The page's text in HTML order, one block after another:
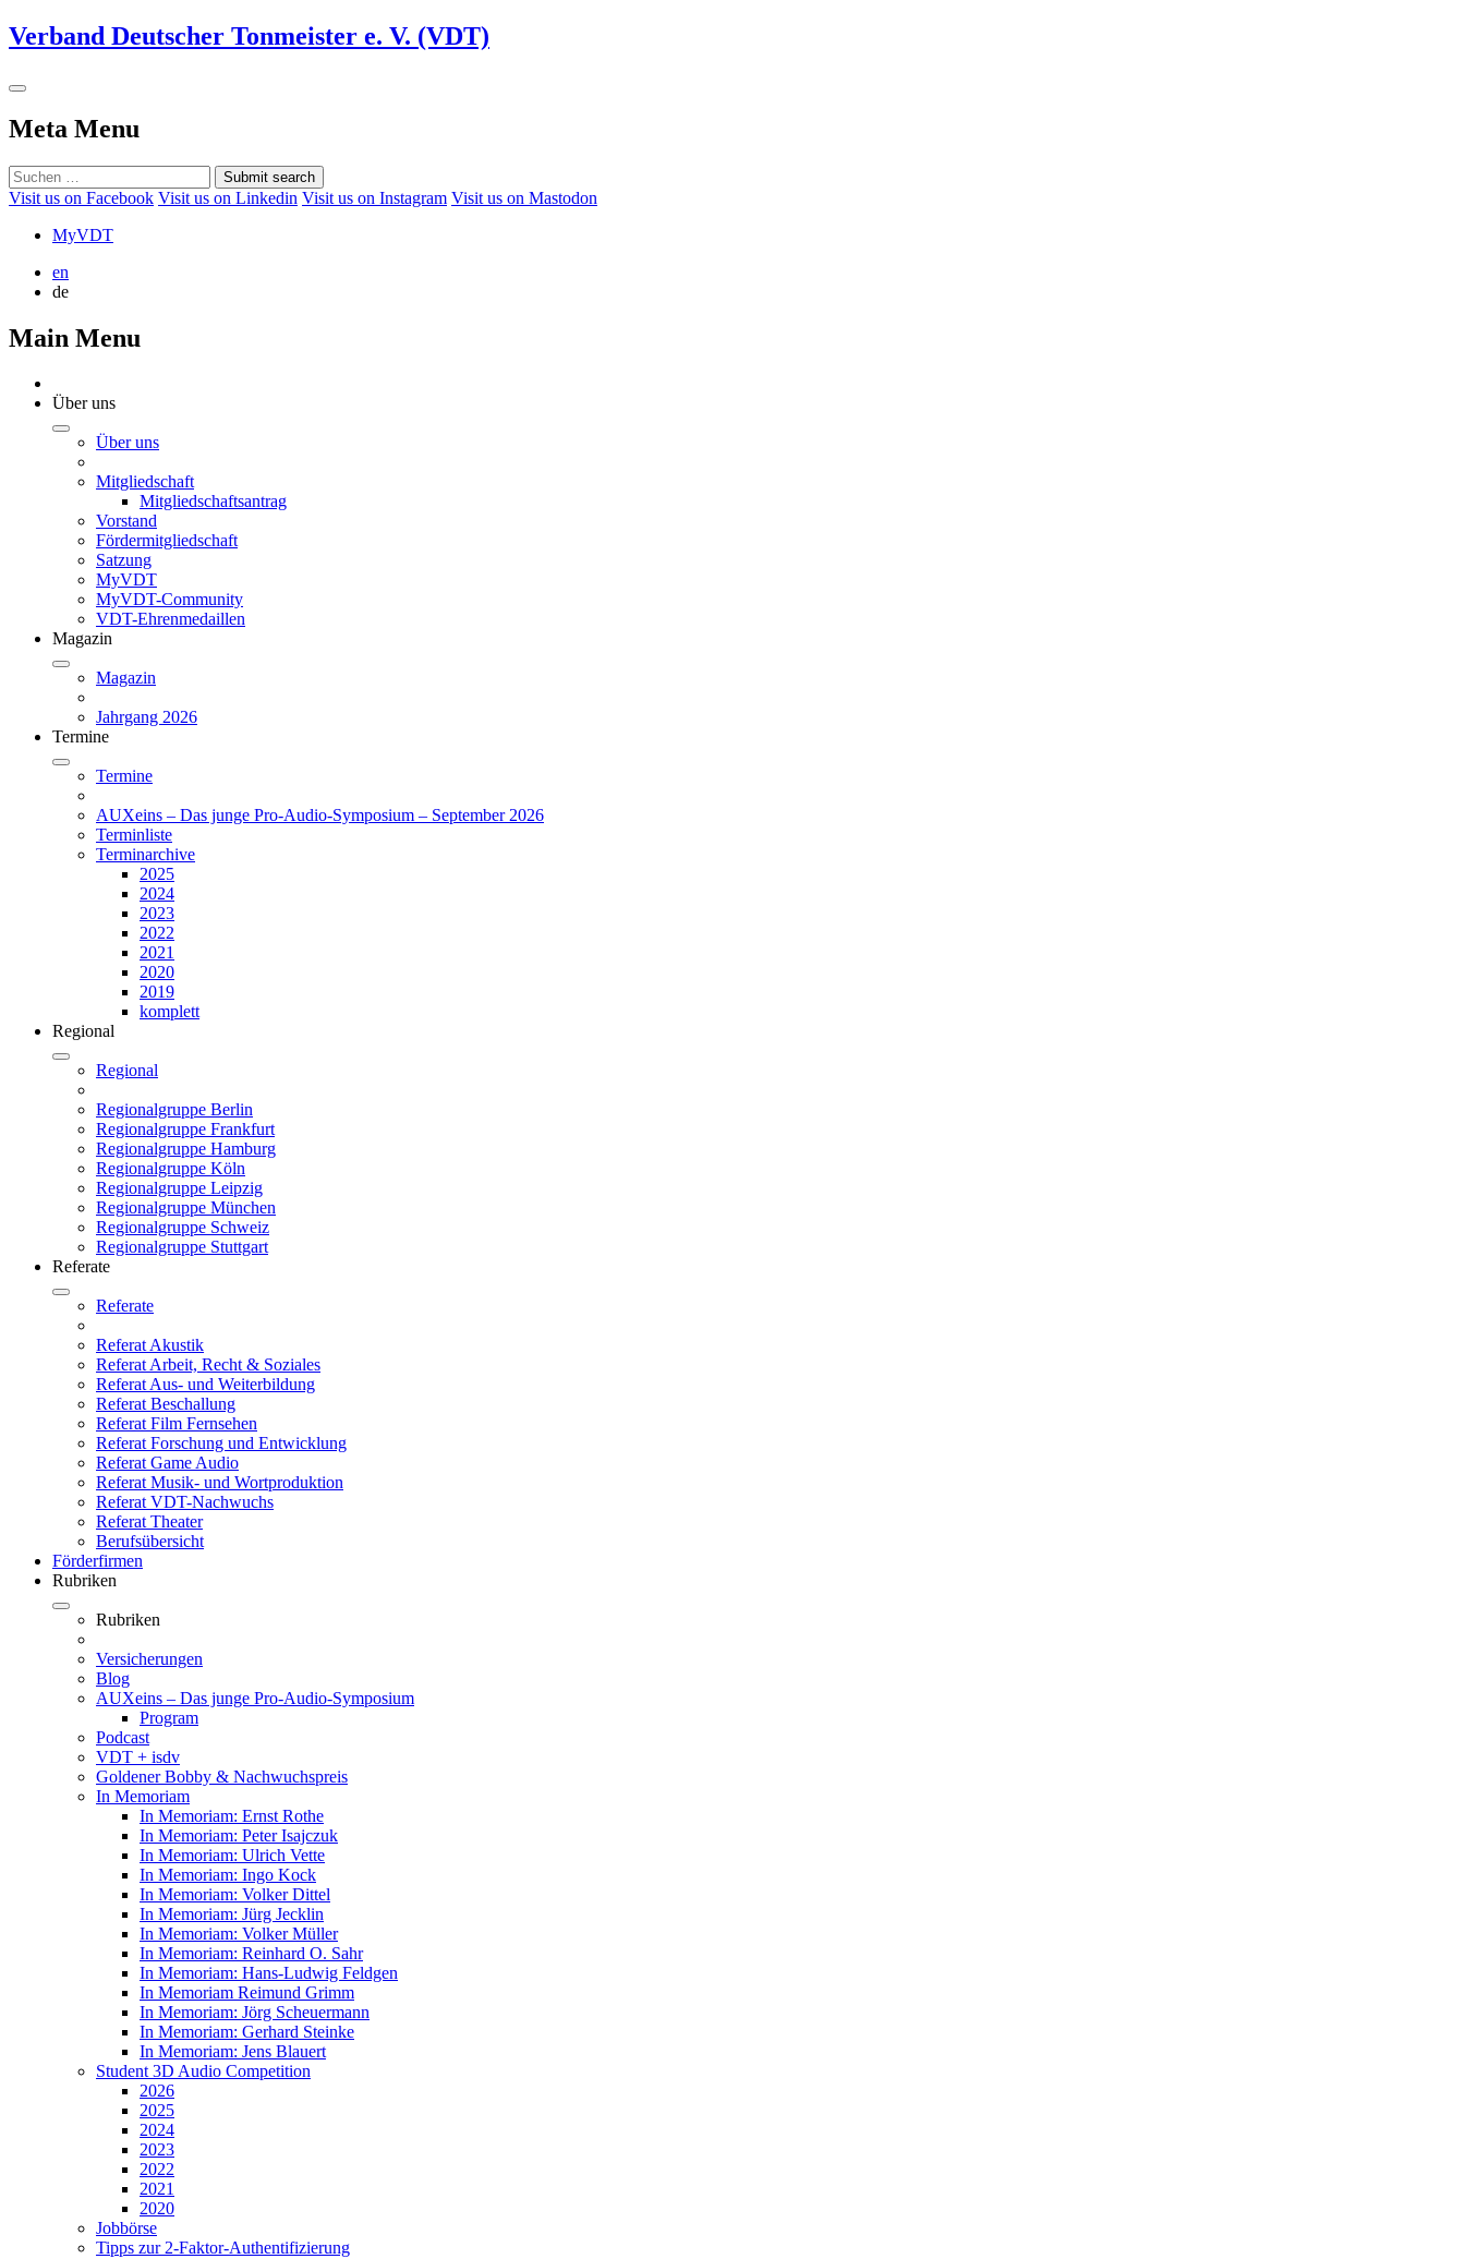
Verband Deutscher Tonmeister e. V. (VDT)
Meta Menu
Submit search
Visit us on Facebook Visit us on Linkedin Visit us on Instagram Visit us on Mastodon
MyVDT
en
de
Main Menu
Über uns
Über uns
Mitgliedschaft
Mitgliedschaftsantrag
Vorstand
Fördermitgliedschaft
Satzung
MyVDT
MyVDT-Community
VDT-Ehrenmedaillen
Magazin
Magazin
Jahrgang 2026
Termine
Termine
AUXeins – Das junge Pro-Audio-Symposium – September 2026
Terminliste
Terminarchive
2025
2024
2023
2022
2021
2020
2019
komplett
Regional
Regional
Regionalgruppe Berlin
Regionalgruppe Frankfurt
Regionalgruppe Hamburg
Regionalgruppe Köln
Regionalgruppe Leipzig
Regionalgruppe München
Regionalgruppe Schweiz
Regionalgruppe Stuttgart
Referate
Referate
Referat Akustik
Referat Arbeit, Recht & Soziales
Referat Aus- und Weiterbildung
Referat Beschallung
Referat Film Fernsehen
Referat Forschung und Entwicklung
Referat Game Audio
Referat Musik- und Wortproduktion
Referat VDT-Nachwuchs
Referat Theater
Berufsübersicht
Förderfirmen
Rubriken
Rubriken
Versicherungen
Blog
AUXeins – Das junge Pro-Audio-Symposium
Program
Podcast
VDT + isdv
Goldener Bobby & Nachwuchspreis
In Memoriam
In Memoriam: Ernst Rothe
In Memoriam: Peter Isajczuk
In Memoriam: Ulrich Vette
In Memoriam: Ingo Kock
In Memoriam: Volker Dittel
In Memoriam: Jürg Jecklin
In Memoriam: Volker Müller
In Memoriam: Reinhard O. Sahr
In Memoriam: Hans-Ludwig Feldgen
In Memoriam Reimund Grimm
In Memoriam: Jörg Scheuermann
In Memoriam: Gerhard Steinke
In Memoriam: Jens Blauert
Student 3D Audio Competition
2026
2025
2024
2023
2022
2021
2020
Jobbörse
Tipps zur 2-Faktor-Authentifizierung